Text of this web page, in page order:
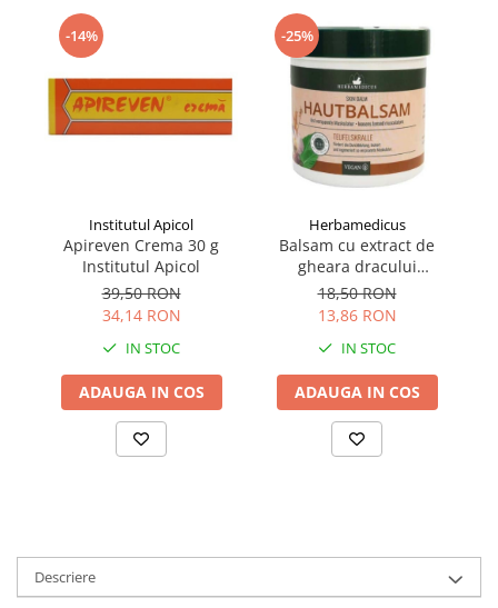
Tuse gat si respiratie
Vitamine si minerale
-14%
Institutul Apicol
Apireven Crema 30 g
Institutul Apicol
39,50 RON
34,14 RON
IN STOC
ADAUGA IN COS
-25%
Herbamedicus
Balsam cu extract de
gheara dracului
Herbamedicus, 250 ml
18,50 RON
13,86 RON
IN STOC
ADAUGA IN COS
Descriere